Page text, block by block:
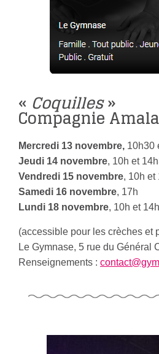
« Coquilles»
Compagnie
Mercredi 13 novembre, 10h30
Jeudi 14 novembre, 10h et
Vendredi 15 novembre, 10h et
Samedi 16 novembre, 17h
Lundi 18 novembre, 10h et
(accessible pour les crèches et
Le Gymnase, 5 rue du Général
Renseignements :